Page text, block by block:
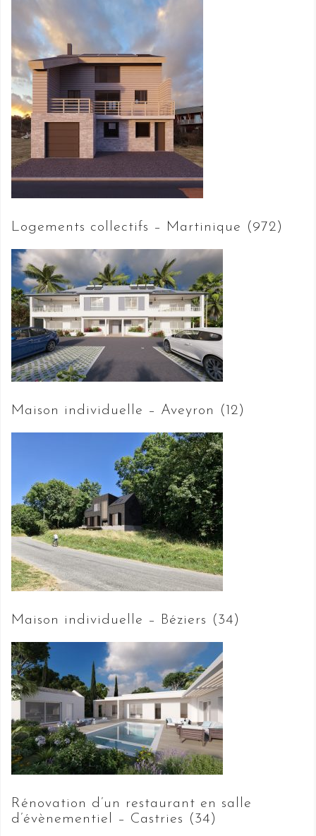
Logements collectifs – Martinique (972)
Maison individuelle – Aveyron (12)
Maison individuelle – Béziers (34)
Rénovation d’un restaurant en salle
d’évènementiel – Castries (34)